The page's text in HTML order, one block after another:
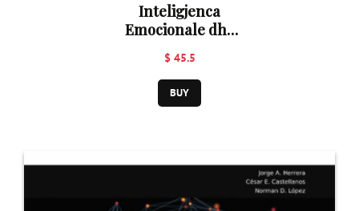
Inteligjenca
Emocionale dhe
Kontrollit te
Mendjes
$ 45.5
BUY